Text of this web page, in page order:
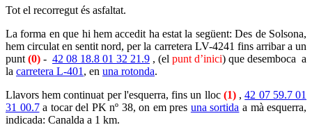
Tot el recorregut és asfaltat.
La forma en que hi hem accedit ha estat la següent: Des de Solsona,
hem circulat en sentit nord, per la carretera LV-4241 fins arribar a un
punt (0) - 42 08 18.8 01 32 21.9 , (el punt d’inici) que desemboca a
la carretera L-401 , en una rotonda.
Llavors hem continuat per l'esquerra, fins un lloc (1),42 07 59.7 01
31 00.7a tocar del PK nº 38, on em pres una sortida a mà esquerra,
indicada: Canalda a 1 km.